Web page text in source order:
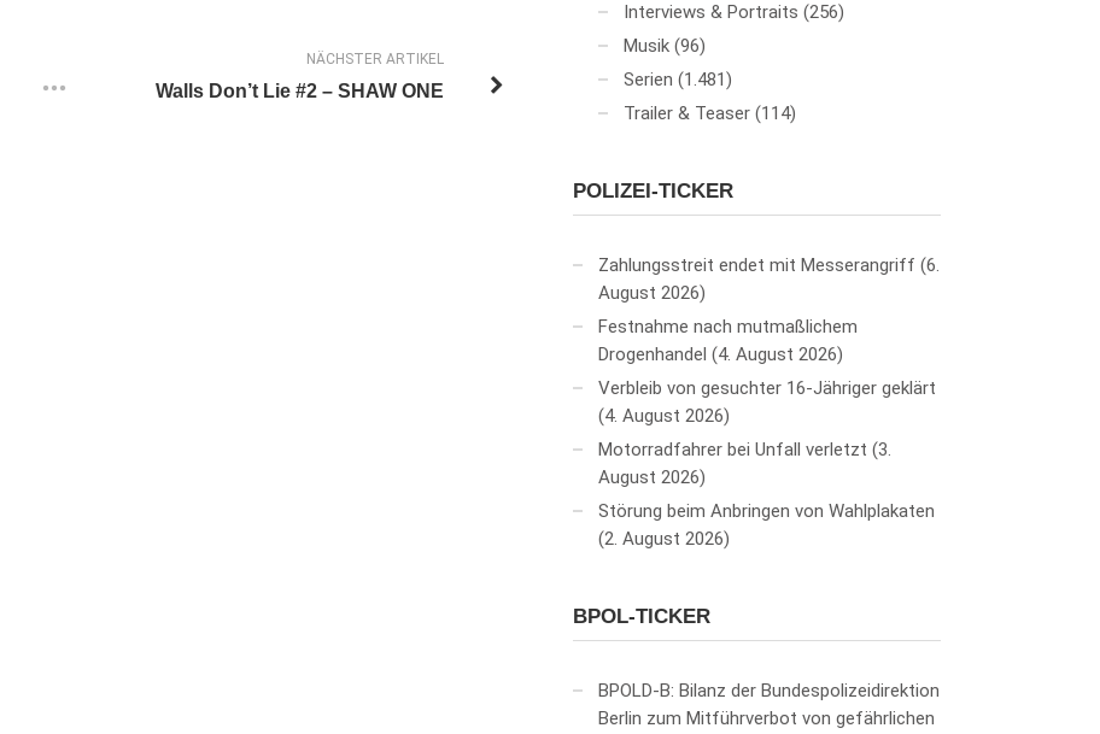
NÄCHSTER ARTIKEL
Walls Don’t Lie #2 – SHAW ONE
Interviews & Portraits (256)
Musik (96)
Serien (1.481)
Trailer & Teaser (114)
POLIZEI-TICKER
Zahlungsstreit endet mit Messerangriff 6.
August 2026
Festnahme nach mutmaßlichem
Drogenhandel
4. August 2026
Verbleib von gesuchter 16-Jähriger geklärt
4. August 2026
Motorradfahrer bei Unfall verletzt 3.
August 2026
Störung beim Anbringen von Wahlplakaten
2. August 2026
BPOL-TICKER
BPOLD-B: Bilanz der Bundespolizeidirektion
Berlin zum Mitführverbot von gefährlichen